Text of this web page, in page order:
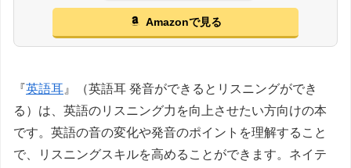
Amazonで見る
『英語耳 』（英語耳 発音ができるとリスニングができ
る）は、英語のリスニング力を向上させたい方向けの本
です。英語の音の変化や発音のポイントを理解すること
で、リスニングスキルを高めることができます。ネイテ